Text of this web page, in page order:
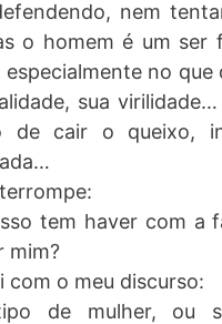
nem
o homem é um ser
especialmente no que
sua
de cair o queixo,
tem haver com a
mim?
com o meu discurso:
de mulher, ou